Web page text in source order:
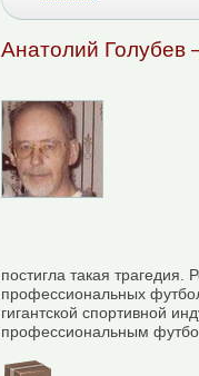
Анатолий Голубев
постигла такая трагедия.
профессиональных
гигантской спортивной
профессиональным